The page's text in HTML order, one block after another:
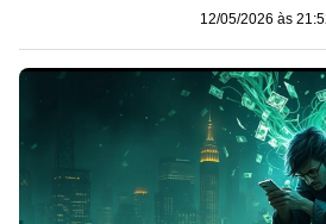
12/05/2026 às